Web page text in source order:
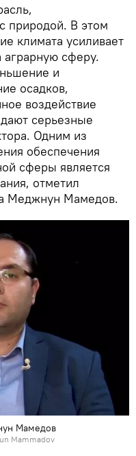
природой. В этом
климата усиливает
аграрную сферу.
и
осадков,
воздействие
серьезные
Одним из
обеспечения
сферы является
отметил
Меджнун Мамедов.
Мамедов
Mammadov